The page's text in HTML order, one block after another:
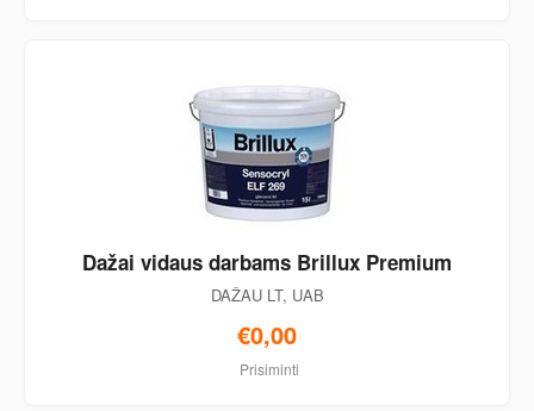
Dažai vidaus darbams Brillux Premium
DAŽAU LT, UAB
€0,00
Prisiminti